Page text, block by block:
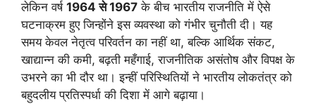
लेकिन वर्ष 1964से1967 के बीच भारतीय राजनीति में ऐसे
घटनाक्रम हुए जिन्होंने इस व्यवस्था को गंभीर चुनौती दी। यह
समय केवल नेतृत्व परिवर्तन का नहीं था, बल्कि आर्थिक संकट,
खाद्यान्न की कमी, बढ़ती महँगाई, राजनीतिक असंतोष और विपक्ष के
उभरने का भी दौर था। इन्हीं परिस्थितियों ने भारतीय लोकतंत्र को
बहुदलीय प्रतिस्पर्धा की दिशा में आगे बढ़ाया।